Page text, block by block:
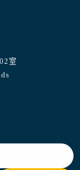
室